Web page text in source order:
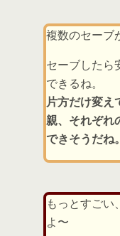
複数のセーブ
セーブしたら
できるね。
片方だけ変え
親、それぞれ
できそうだね。
もっとすごい
よ〜